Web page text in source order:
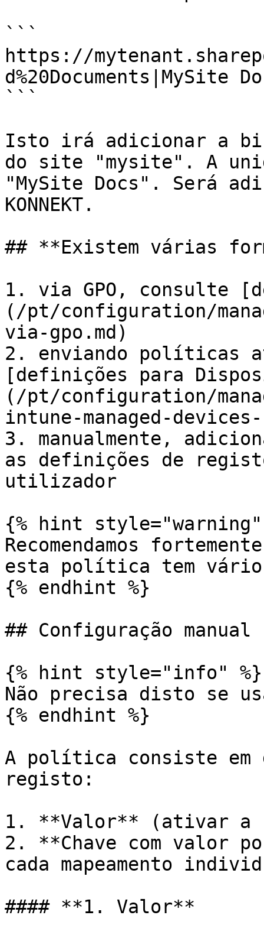
```
https://
d%20Documents|MySite
```
Isto irá adicionar a
do site "mysite". A
"MySite Docs". Será
KONNEKT.
## **Existem várias
1. via GPO, consulte
(/pt/configuration/
via-gpo.md)
2. enviando políticas
[definições para
(/pt/configuration/
intune-managed-
3. manualmente,
as definições de
utilizador
{% hint style="warning"
Recomendamos
esta política tem
{% endhint %}
## Configuração
{% hint style="info" %}
Não precisa disto se
{% endhint %}
A política consiste em
registo:
1. **Valor** (ativar a
2. **Chave com valor
cada mapeamento
#### **1. Valor**